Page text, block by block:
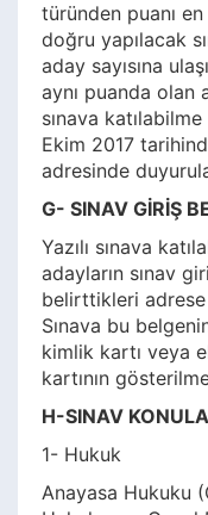
türünden puanı
doğru yapılacak
aday sayısına
aynı puanda olan
sınava
Ekim 2017
adresinde
G- SINAV GİRİŞ
Yazılı sınava
adayların sınav
belirttikleri
Sınava bu
kimlik kartı veya
kartının
H-SINAV
1- Hukuk
Anayasa Hukuku